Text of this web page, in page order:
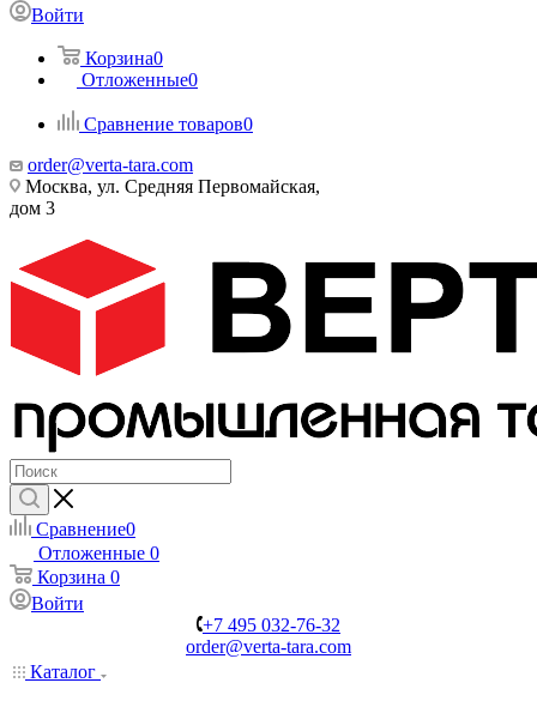
Войти
Корзина0
Отложенные0
Сравнение товаров0
order@verta-tara.com
Москва, ул. Средняя Первомайская,
дом 3
Сравнение0
Отложенные 0
Корзина 0
Войти
+7 495 032-76-32
order@verta-tara.com
Каталог